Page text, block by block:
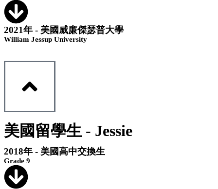
2021年 - 美國威廉傑瑟普大學
William Jessup University
美國留學生 - Jessie
2018年 - 美國高中交換生
Grade 9